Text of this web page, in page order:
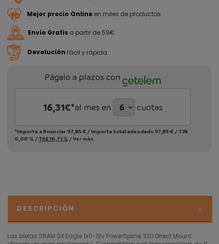
Mejor precio Online en miles de productos
Envío Gratis a partir de 59€
Devolución fácil y rápida
Págalo a plazos con
16,31€*al mes en cuotas
*Importe a financiar 97,85 € / Importe total adeudado 97,85 € / TIN
0,00 % / TAE10,71 % /Ver más
DESCRIPCIÓN
Las bielas SRAM SX Eagle 1x11-12v PowerSpline 32D Direct Mount